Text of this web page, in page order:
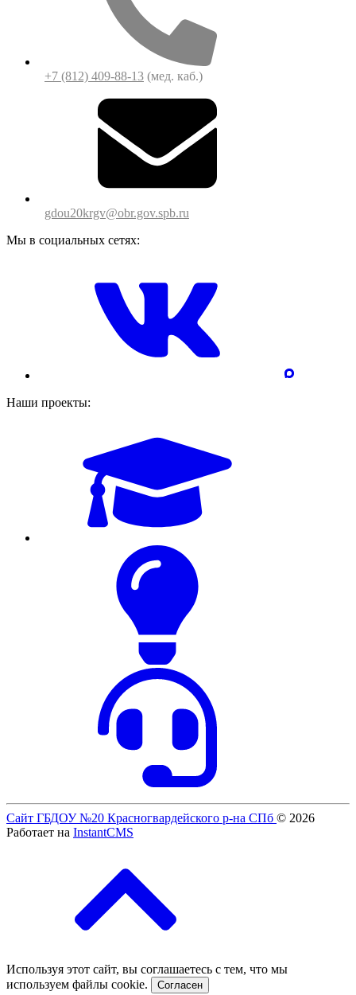
+7 (812) 409-88-13 (мед. каб.)
gdou20krgv@obr.gov.spb.ru
Мы в социальных сетях:
Наши проекты:
Сайт ГБДОУ №20 Красногвардейского р-на СПб © 2026
Работает на InstantCMS
Используя этот сайт, вы соглашаетесь с тем, что мы
используем файлы cookie.
Согласен